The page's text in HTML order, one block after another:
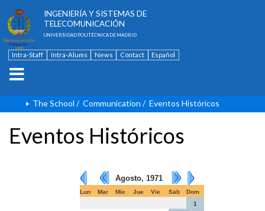
INGENIERÍA Y SISTEMAS DE
TELECOMUNICACIÓN
UNIVERSIDAD POLITÉCNICA DE MADRID
Intra-Staff Intra-Alums News Contact Español
The School / Communication / Eventos Históricos
Eventos Históricos
Agosto, 1971
Lun Mar Mie Jue Vie Sab
Dom
1